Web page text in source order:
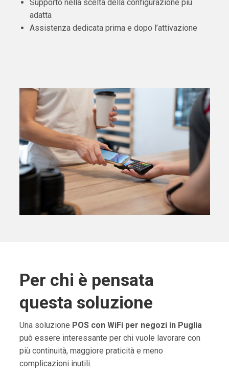
Supporto nella scelta della configurazione più
adatta
Assistenza dedicata prima e dopo l’attivazione
Per chi è pensata
questa soluzione
Una soluzione POS con WiFi per negozi in Puglia
può essere interessante per chi vuole lavorare con
più continuità, maggiore praticità e meno
complicazioni inutili.